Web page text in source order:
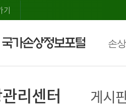
기
손
리센터 게시